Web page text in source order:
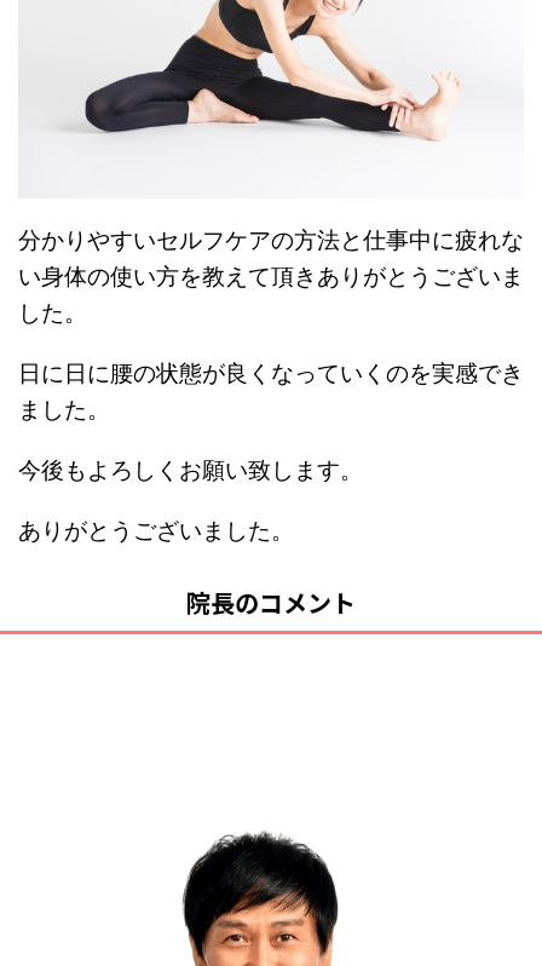
分かりやすいセルフケアの方法と仕事中に疲れな
い身体の使い方を教えて頂きありがとうございま
した。
日に日に腰の状態が良くなっていくのを実感でき
ました。
今後もよろしくお願い致します。
ありがとうございました。
院長のコメント